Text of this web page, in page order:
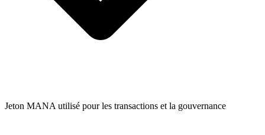
Jeton MANA utilisé pour les transactions et la gouvernance